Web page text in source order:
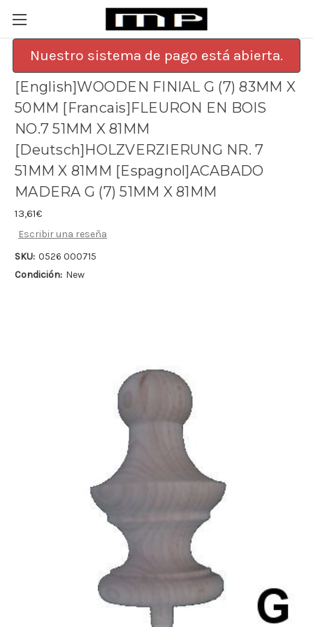
Nuestro sistema de pago está abierta.
[English]WOODEN FINIAL G (7) 83MM X
50MM [Francais]FLEURON EN BOIS
NO.7 51MM X 81MM
[Deutsch]HOLZVERZIERUNG NR. 7
51MM X 81MM [Espagnol]ACABADO
MADERA G (7) 51MM X 81MM
13,61€
Escribir una reseña
SKU: 0526 000715
Condición: New